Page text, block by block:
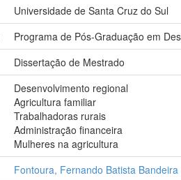
Universidade de Santa Cruz do Sul
Programa de Pós-Graduação em
Dissertação de Mestrado
Desenvolvimento regional
Agricultura familiar
Trabalhadoras rurais
Administração financeira
Mulheres na agricultura
Fontoura, Fernando Batista Bandeira